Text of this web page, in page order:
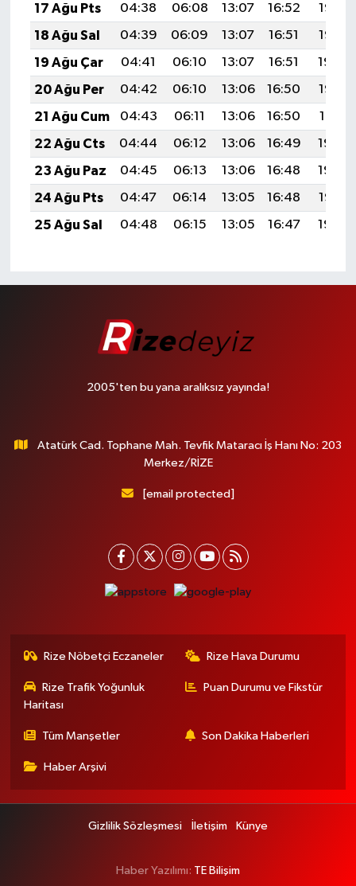
17 Ağu Pts
04:38 06:08 13:07 16:52
19:56
18 Ağu Sal
04:39 06:09 13:07 16:51
19:55
19 Ağu Çar
04:41 06:10 13:07 16:51
19:54
20 Ağu Per
04:42 06:10 13:06 16:50
19:52
21 Ağu Cum
04:43 06:11 13:06 16:50
19:51
22 Ağu Cts
04:44 06:12 13:06 16:49
19:50
23 Ağu Paz
04:45 06:13 13:06 16:48
19:48
24 Ağu Pts
04:47 06:14 13:05 16:48
19:47
25 Ağu Sal
04:48 06:15 13:05 16:47 19:45
2005'ten bu yana aralıksız yayında!
Atatürk Cad. Tophane Mah. Tevfik Mataracı İş Hanı No: 203
Merkez/RİZE
[email protected]
Rize Nöbetçi Eczaneler Rize Hava Durumu
Rize Trafik Yoğunluk
Haritası
Puan Durumu ve Fikstür
Tüm Manşetler Son Dakika Haberleri
Haber Arşivi
Gizlilik Sözleşmesi İletişim Künye
Haber Yazılımı: TE Bilişim